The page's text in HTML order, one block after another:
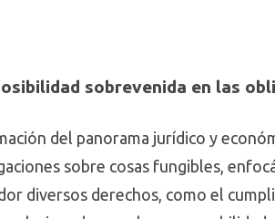
sobrevenida en las
del panorama jurídico y
sobre cosas fungibles,
diversos derechos, como el